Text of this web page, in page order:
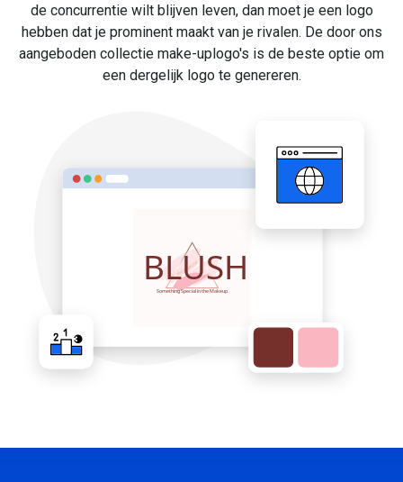
de concurrentie wilt blijven leven, dan moet je een logo
hebben dat je prominent maakt van je rivalen. De door ons
aangeboden collectie make-uplogo's is de beste optie om
een dergelijk logo te genereren.